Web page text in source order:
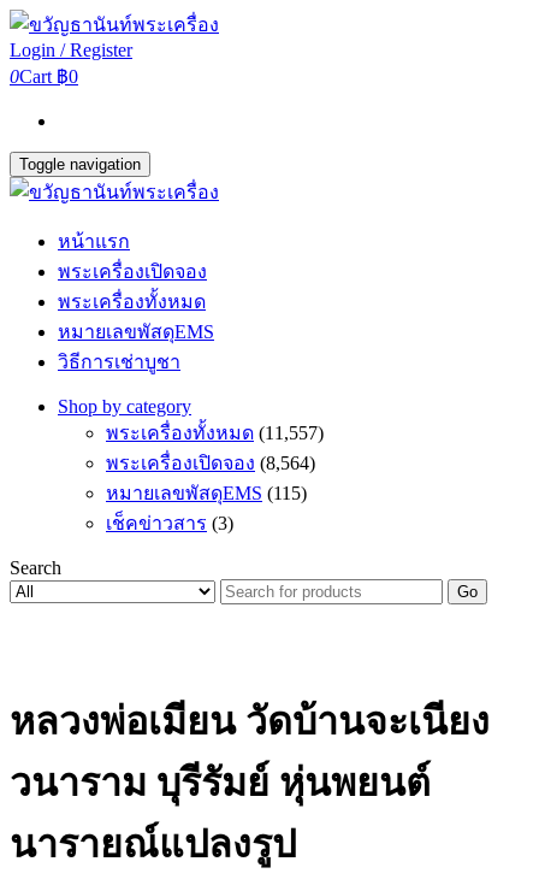
Login / Register
0Cart ฿0
Toggle navigation
หน้าแรก
พระเครื่องเปิดจอง
พระเครื่องทั้งหมด
หมายเลขพัสดุEMS
วิธีการเช่าบูชา
Shop by category
พระเครื่องทั้งหมด (11,557)
พระเครื่องเปิดจอง (8,564)
หมายเลขพัสดุEMS (115)
เช็คข่าวสาร (3)
Search
Go
หลวงพ่อเมียน วัดบ้านจะเนียง
วนาราม บุรีรัมย์ หุ่นพยนต์
นารายณ์แปลงรูป